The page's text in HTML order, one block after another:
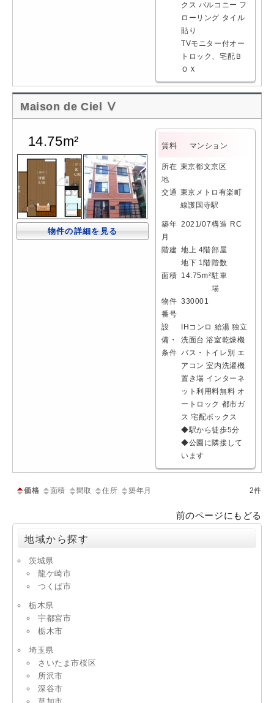
クス バルコニー フ
ローリング タイル
貼り
TVモニター付オー
トロック、宅配Ｂ
ＯＸ
Maison de Ciel Ⅴ
14.75m²
物件の詳細を見る
賃料 マンション
所在
地
東京都文京区
交通 東京メトロ有楽町
線護国寺駅
築年
月
2021/07構造 RC
階建 地上 4階
地下 1階
部屋
階数
面積 14.75m²駐車
場
物件
番号
330001
設
備・
条件
IHコンロ 給湯 独立
洗面台 浴室乾燥機
バス・トイレ別 エ
アコン 室内洗濯機
置き場 インターネ
ット利用料無料 オ
ートロック 都市ガ
ス 宅配ボックス
◆駅から徒歩5分
◆公園に隣接して
います
価格 面積 間取 住所 築年月 2件
前のページにもどる
地域から探す
茨城県
龍ケ崎市
つくば市
栃木県
宇都宮市
栃木市
埼玉県
さいたま市桜区
所沢市
深谷市